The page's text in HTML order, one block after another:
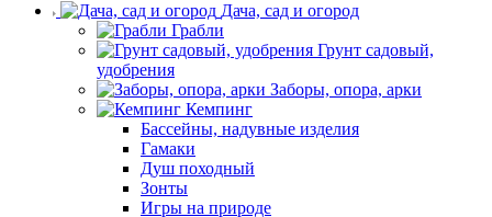
Дача, сад и огород
Грабли
Грунт садовый,
удобрения
Заборы, опора, арки
Кемпинг
Бассейны, надувные изделия
Гамаки
Душ походный
Зонты
Игры на природе